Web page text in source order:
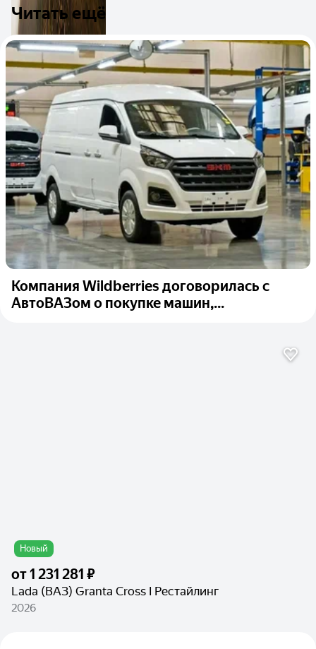
Читать ещё
Компания Wildberries договорилась с
АвтоВАЗом о покупке машин,...
Новый
от1 231 281 ₽
Lada (ВАЗ) Granta Cross I Рестайлинг
2026